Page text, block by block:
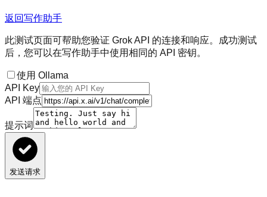
返回写作助手
此测试页面可帮助您验证 Grok API 的连接和响应。成功测试
后，您可以在写作助手中使用相同的 API 密钥。
使用 Ollama
API Key
API 端点
提示词
发送请求